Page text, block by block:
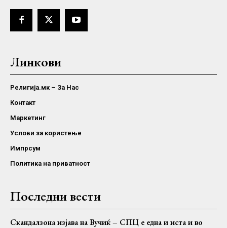
Линкови
Религија.мк – За Нас
Контакт
Маркетинг
Услови за користење
Импрсум
Политика на приватност
Последни вести
Скандалзона изјава на Вучиќ – СПЦ е една и иста и во